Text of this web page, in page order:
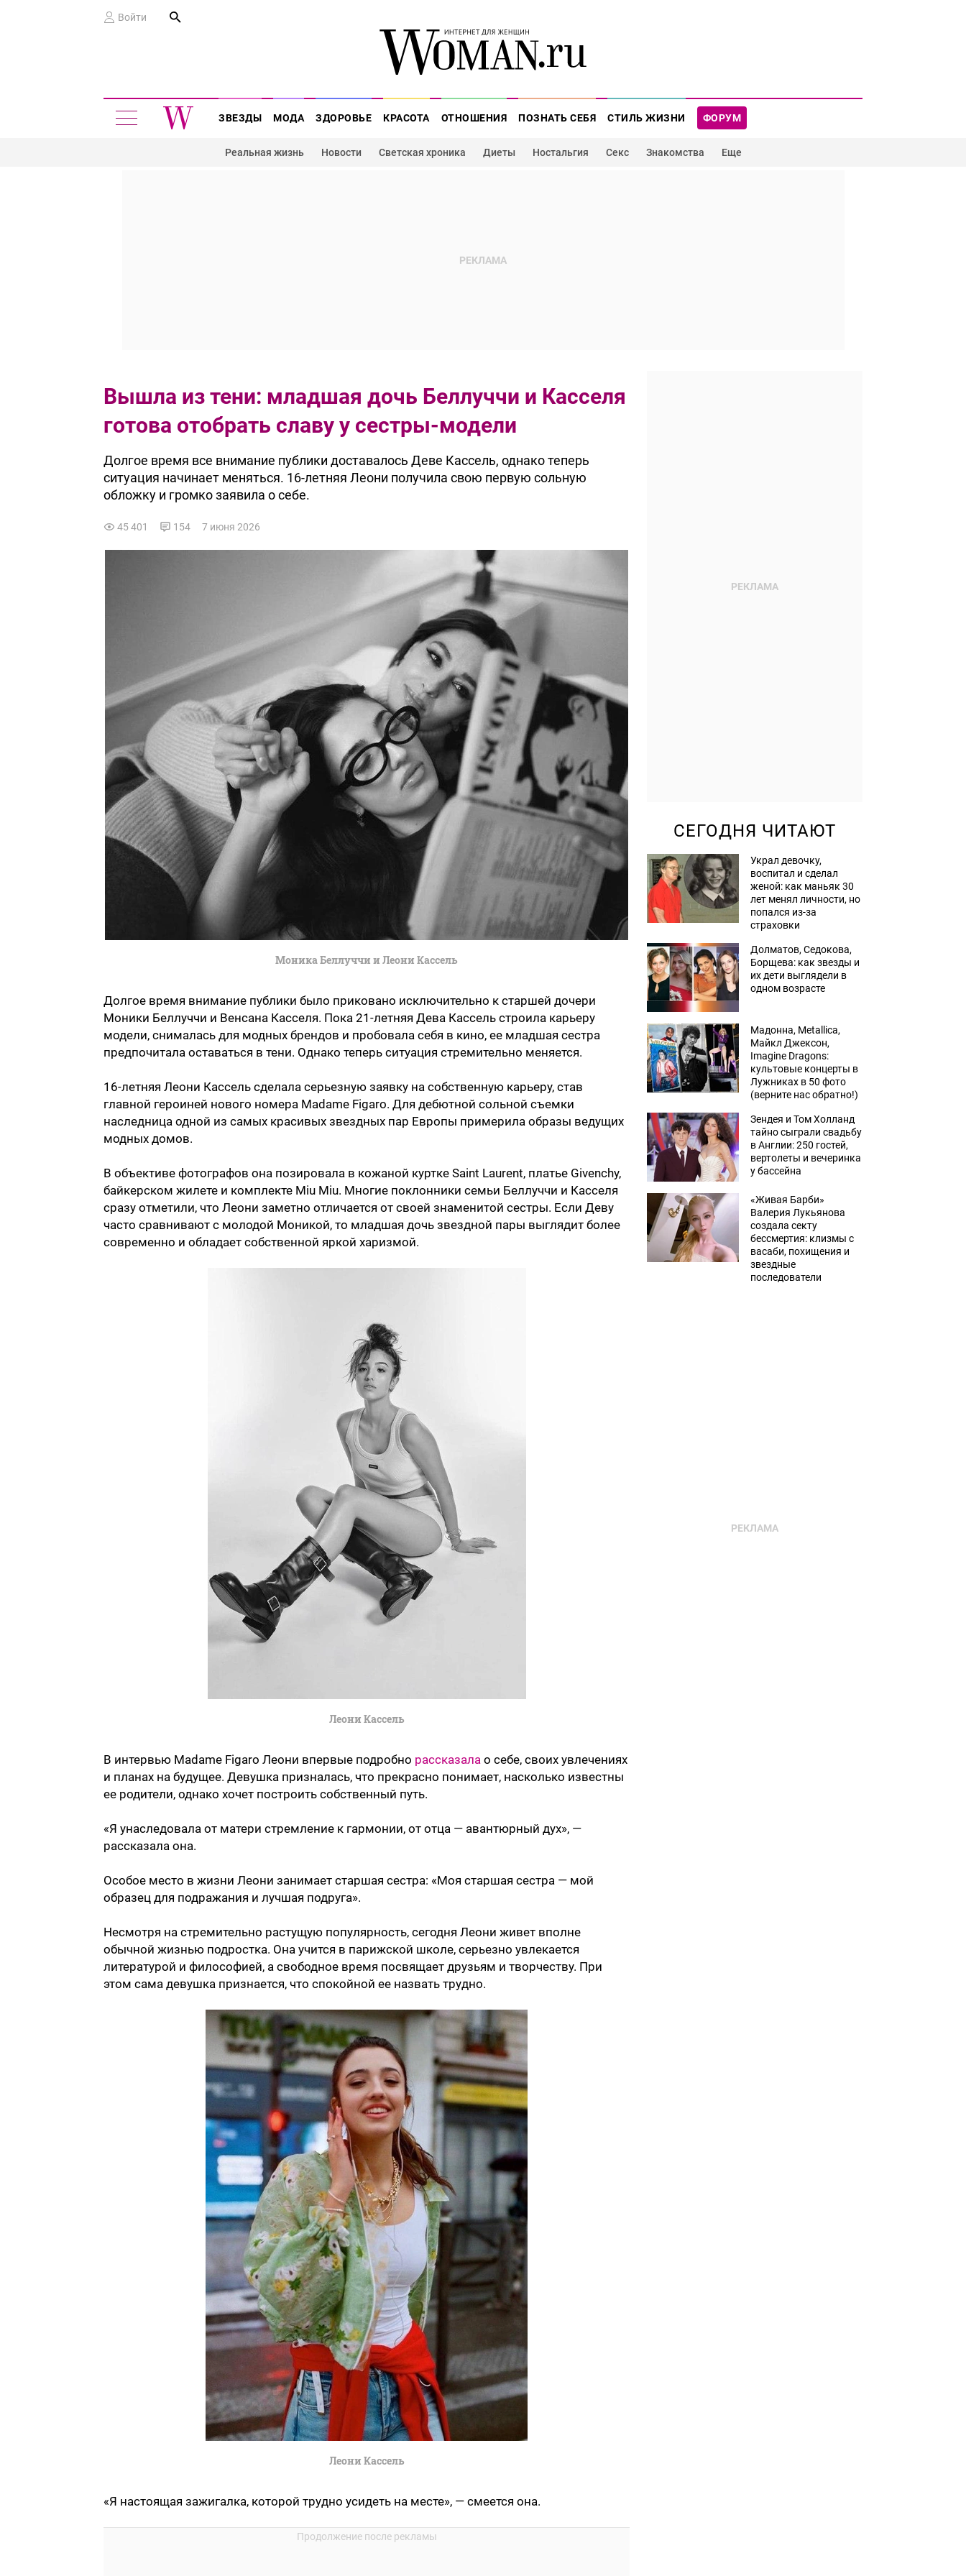
Войти
ФОРУМ
ЗВЕЗДЫ МОДА ЗДОРОВЬЕ КРАСОТА ОТНОШЕНИЯ ПОЗНАТЬ СЕБЯ СТИЛЬ ЖИЗНИ
Реальная жизнь Новости Светская хроника Диеты Ностальгия Секс Знакомства Еще
Вышла из тени: младшая дочь Беллуччи и Касселя
готова отобрать славу у сестры-модели
Долгое время все внимание публики доставалось Деве Кассель, однако теперь
ситуация начинает меняться. 16-летняя Леони получила свою первую сольную
обложку и громко заявила о себе.
45 401 154 7 июня 2026
Моника Беллуччи и Леони Кассель
Долгое время внимание публики было приковано исключительно к старшей дочери
Моники Беллуччи и Венсана Касселя. Пока 21-летняя Дева Кассель строила карьеру
модели, снималась для модных брендов и пробовала себя в кино, ее младшая сестра
предпочитала оставаться в тени. Однако теперь ситуация стремительно меняется.
16-летняя Леони Кассель сделала серьезную заявку на собственную карьеру, став
главной героиней нового номера Madame Figaro. Для дебютной сольной съемки
наследница одной из самых красивых звездных пар Европы примерила образы ведущих
модных домов.
В объективе фотографов она позировала в кожаной куртке Saint Laurent, платье Givenchy,
байкерском жилете и комплекте Miu Miu. Многие поклонники семьи Беллуччи и Касселя
сразу отметили, что Леони заметно отличается от своей знаменитой сестры. Если Деву
часто сравнивают с молодой Моникой, то младшая дочь звездной пары выглядит более
современно и обладает собственной яркой харизмой.
Леони Кассель
В интервью Madame Figaro Леони впервые подробно рассказала о себе, своих увлечениях
и планах на будущее. Девушка призналась, что прекрасно понимает, насколько известны
ее родители, однако хочет построить собственный путь.
«Я унаследовала от матери стремление к гармонии, от отца — авантюрный дух», —
рассказала она.
Особое место в жизни Леони занимает старшая сестра: «Моя старшая сестра — мой
образец для подражания и лучшая подруга».
Несмотря на стремительно растущую популярность, сегодня Леони живет вполне
обычной жизнью подростка. Она учится в парижской школе, серьезно увлекается
литературой и философией, а свободное время посвящает друзьям и творчеству. При
этом сама девушка признается, что спокойной ее назвать трудно.
Леони Кассель
«Я настоящая зажигалка, которой трудно усидеть на месте», — смеется она.
СЕГОДНЯ ЧИТАЮТ
Украл девочку,
воспитал и сделал
женой: как маньяк 30
лет менял личности, но
попался из-за
страховки
Долматов, Седокова,
Борщева: как звезды и
их дети выглядели в
одном возрасте
Мадонна, Metallica,
Майкл Джексон,
Imagine Dragons:
культовые концерты в
Лужниках в 50 фото
(верните нас обратно!)
Зендея и Том Холланд
тайно сыграли свадьбу
в Англии: 250 гостей,
вертолеты и вечеринка
у бассейна
«Живая Барби»
Валерия Лукьянова
создала секту
бессмертия: клизмы с
васаби, похищения и
звездные
последователи